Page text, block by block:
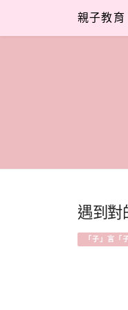
content
親子教育
遇到
「子」言「